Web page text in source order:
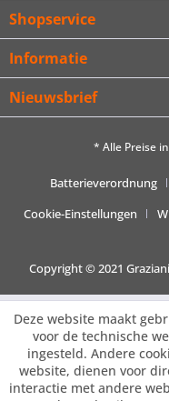
Shopservice
Informatie
Nieuwsbrief
* Alle Preise
Batterieverordnung
Cookie-Einstellungen
Copyright © 2021
Deze website maakt
voor de technische
ingesteld. Andere
website, dienen voor
interactie met andere